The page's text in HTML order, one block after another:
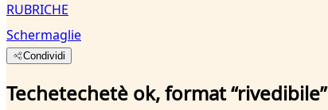
RUBRICHE
Schermaglie
Condividi
Techetechetè ok, format “rivedibile”